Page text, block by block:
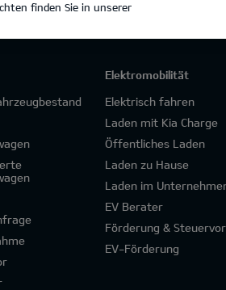
Elektromobilität
Elektrisch fahren
Laden mit Kia Charge
Öffentliches Laden
Laden zu Hause
Laden im
EV Berater
Förderung &
EV-Förderung
finden Sie in unserer